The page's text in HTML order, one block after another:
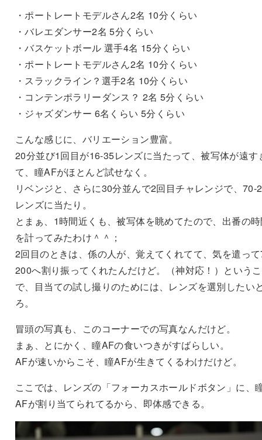
・ポートレートモデルさん2名 10分くらい
・バレエダンサー2名 5分くらい
・バスケットボール 選手4名 15分くらい
・ポートレートモデルさん2名 10分くらい
・スラックライン？選手2名 10分くらい
・コンテンポラリーダンス？ 2名 5分くらい
・ジャズダンサー 6名くらい 5分くらい
こんな感じに、バリエーション豊富。
20分並び1回目が16-35レンズに当たって、被写体が遠す
て、瞳AFがほとんど試せなく。
リベンジと、さらに30分並んで2回目チャレンジで、70-
レンズに当たり。
とまぁ、1時間近くも、被写体を眺めてたので、出番の
を計ってみたわけ＾＾；
2回目のときは、係の人が、覚えてくれてて、気を遣っ
200へ割り振ってくれたんだけど。（神対応！）という
で、目当ての試し撮りのためには、レンズを選別したい
ろ。
冒頭の写真も、このコーナーでの写真なんだけど。
まぁ、とにかく、瞳AFの食いつきがすばらしい。
AFが速いからこそ、瞳AFが生きてくるわけだけど。
ここでは、レンズの「フォーカスホールドボタン」に、
AFが割り当てられてるから、即体感できる。